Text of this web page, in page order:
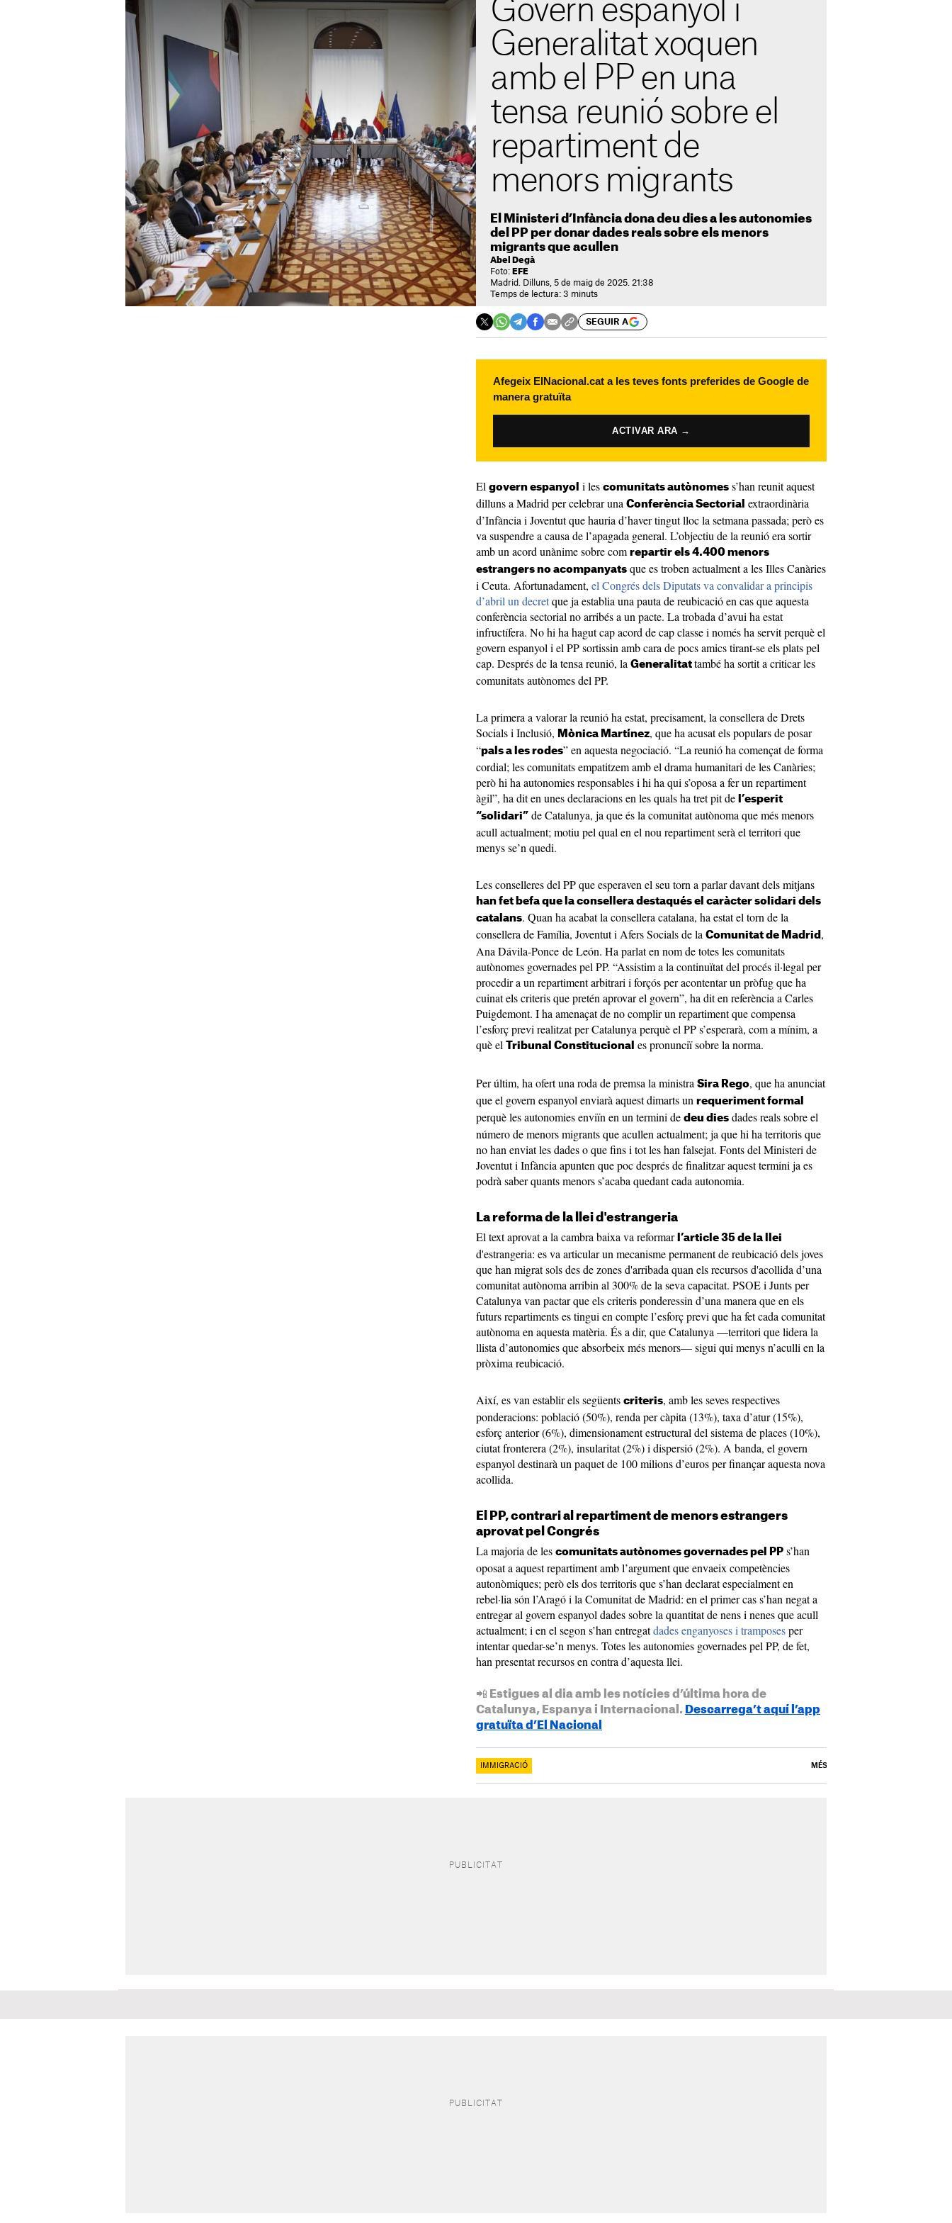
Govern espanyol i
Generalitat xoquen
amb el PP en una
tensa reunió sobre el
repartiment de
menors migrants
El Ministeri d’Infància dona deu dies a les autonomies
del PP per donar dades reals sobre els menors
migrants que acullen
Abel Degà
Foto: EFE
Madrid. Dilluns, 5 de maig de 2025. 21:38
Temps de lectura: 3 minuts
SEGUIR A
Afegeix ElNacional.cat a les teves fonts preferides de Google de
manera gratuïta
ACTIVAR ARA →
El govern espanyol i les comunitats autònomes s’han reunit aquest
dilluns a Madrid per celebrar una Conferència Sectorial extraordinària
d’Infància i Joventut que hauria d’haver tingut lloc la setmana passada; però es
va suspendre a causa de l’apagada general. L’objectiu de la reunió era sortir
amb un acord unànime sobre com repartir els 4.400 menors
estrangers no acompanyats que es troben actualment a les Illes Canàries
i Ceuta. Afortunadament, el Congrés dels Diputats va convalidar a principis
d’abril un decretque ja establia una pauta de reubicació en cas que aquesta
conferència sectorial no arribés a un pacte. La trobada d’avui ha estat
infructífera. No hi ha hagut cap acord de cap classe i només ha servit perquè el
govern espanyol i el PP sortissin amb cara de pocs amics tirant-se els plats pel
cap. Després de la tensa reunió, la Generalitat també ha sortit a criticar les
comunitats autònomes del PP.
La primera a valorar la reunió ha estat, precisament, la consellera de Drets
Socials i Inclusió, Mònica Martínez, que ha acusat els populars de posar
“pals a les rodes” en aquesta negociació. “La reunió ha començat de forma
cordial; les comunitats empatitzem amb el drama humanitari de les Canàries;
però hi ha autonomies responsables i hi ha qui s’oposa a fer un repartiment
àgil”, ha dit en unes declaracions en les quals ha tret pit de l’esperit
“solidari” de Catalunya, ja que és la comunitat autònoma que més menors
acull actualment; motiu pel qual en el nou repartiment serà el territori que
menys se’n quedi.
Les conselleres del PP que esperaven el seu torn a parlar davant dels mitjans
han fet befa que la consellera destaqués el caràcter solidari dels
catalans. Quan ha acabat la consellera catalana, ha estat el torn de la
consellera de Família, Joventut i Afers Socials de la Comunitat de Madrid ,
Ana Dávila-Ponce de León. Ha parlat en nom de totes les comunitats
autònomes governades pel PP. “Assistim a la continuïtat del procés il·legal per
procedir a un repartiment arbitrari i forçós per acontentar un pròfug que ha
cuinat els criteris que pretén aprovar el govern”, ha dit en referència a Carles
Puigdemont. I ha amenaçat de no complir un repartiment que compensa
l’esforç previ realitzat per Catalunya perquè el PP s’esperarà, com a mínim, a
què el
Tribunal Constitucional es pronunciï sobre la norma.
Per últim, ha ofert una roda de premsa la ministra Sira Rego, que ha anunciat
que el govern espanyol enviarà aquest dimarts un requeriment formal
perquè les autonomies enviïn en un termini de deu dies dades reals sobre el
número de menors migrants que acullen actualment; ja que hi ha territoris que
no han enviat les dades o que fins i tot les han falsejat. Fonts del Ministeri de
Joventut i Infància apunten que poc després de finalitzar aquest termini ja es
podrà saber quants menors s’acaba quedant cada autonomia.
La reforma de la llei d'estrangeria
El text aprovat a la cambra baixa va reformar l’article 35 de la llei
d'estrangeria: es va articular un mecanisme permanent de reubicació dels joves
que han migrat sols des de zones d'arribada quan els recursos d'acollida d’una
comunitat autònoma arribin al 300% de la seva capacitat. PSOE i Junts per
Catalunya van pactar que els criteris ponderessin d’una manera que en els
futurs repartiments es tingui en compte l’esforç previ que ha fet cada comunitat
autònoma en aquesta matèria. És a dir, que Catalunya —territori que lidera la
llista d’autonomies que absorbeix més menors— sigui qui menys n’aculli en la
pròxima reubicació.
Així, es van establir els següents criteris, amb les seves respectives
ponderacions: població (50%), renda per càpita (13%), taxa d’atur (15%),
esforç anterior (6%), dimensionament estructural del sistema de places (10%),
ciutat fronterera (2%), insularitat (2%) i dispersió (2%). A banda, el govern
espanyol destinarà un paquet de 100 milions d’euros per finançar aquesta nova
acollida.
El PP, contrari al repartiment de menors estrangers
aprovat pel Congrés
La majoria de les comunitats autònomes governades pel PP s’han
oposat a aquest repartiment amb l’argument que envaeix competències
autonòmiques; però els dos territoris que s’han declarat especialment en
rebel·lia són l’Aragó i la Comunitat de Madrid: en el primer cas s’han negat a
entregar al govern espanyol dades sobre la quantitat de nens i nenes que acull
actualment; i en el segon s’han entregatdades enganyoses i tramposesper
intentar quedar-se’n menys. Totes les autonomies governades pel PP, de fet,
han presentat recursos en contra d’aquesta llei.
📲 Estigues al dia amb les notícies d’última hora de
Catalunya, Espanya i Internacional. Descarrega’t aquí l’app
gratuïta d’El Nacional
IMMIGRACIÓ MÉS